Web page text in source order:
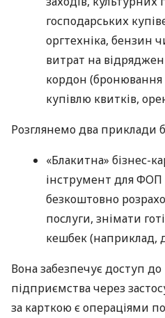
господарських
оргтехніка, бензин
витрат на
кордон (бронювання
купівлю квитків,
Розглянемо два приклади
«Блакитна» бізнес-
інструмент для ФОП
безкоштовно
послуги, знімати
кешбек (наприклад,
Вона забезпечує доступ
підприємства через
за карткою є операціями